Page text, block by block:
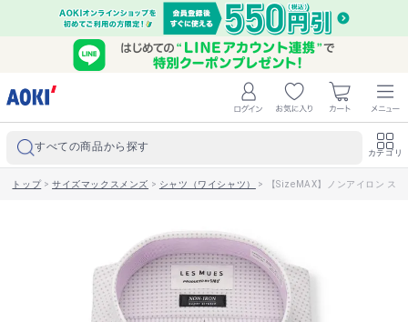
すべての商品から探す カテゴリ
トップ>サイズマックスメンズ > シャツ（ワイシャツ） > 【SizeMAX】ノンアイロン ス